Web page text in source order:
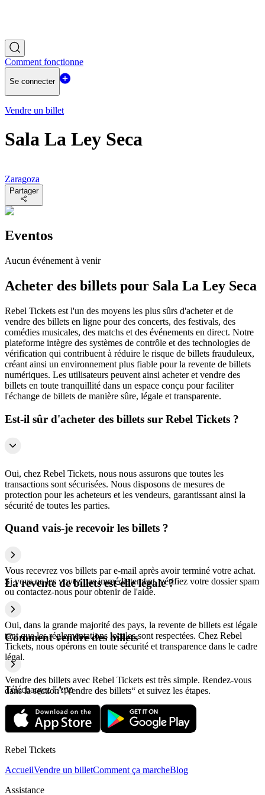
Comment fonctionne
Se connecter
Vendre un billet
Sala La Ley Seca
Zaragoza
Partager
Eventos
Aucun événement à venir
Acheter des billets pour Sala La Ley Seca
Rebel Tickets est l'un des moyens les plus sûrs d'acheter et de
vendre des billets en ligne pour des concerts, des festivals, des
comédies musicales, des matchs et des événements en direct. Notre
plateforme intègre des systèmes de contrôle et des technologies de
vérification qui contribuent à réduire le risque de billets frauduleux,
créant ainsi un environnement plus fiable pour la revente de billets
numériques. Les utilisateurs peuvent ainsi acheter et vendre des
billets en toute tranquillité dans un espace conçu pour faciliter
l'échange de billets de manière sûre, légale et transparente.
Est-il sûr d'acheter des billets sur Rebel Tickets ?
Oui, chez Rebel Tickets, nous nous assurons que toutes les
transactions sont sécurisées. Nous disposons de mesures de
protection pour les acheteurs et les vendeurs, garantissant ainsi la
sécurité de toutes les parties.
Quand vais-je recevoir les billets ?
Vous recevrez vos billets par e-mail après avoir terminé votre achat.
Si vous ne les voyez pas immédiatement, vérifiez votre dossier spam
ou contactez-nous pour obtenir de l'aide.
La revente de billets est-elle légale ?
Oui, dans la grande majorité des pays, la revente de billets est légale
tant que les réglementations locales sont respectées. Chez Rebel
Tickets, nous opérons en toute sécurité et transparence dans le cadre
légal.
Comment vendre des billets
Vendre des billets avec Rebel Tickets est très simple. Rendez-vous
dans la section “Vendre des billets“ et suivez les étapes.
Téléchargez l'App
Rebel Tickets
AccueilVendre un billetComment ça marcheBlog
Assistance